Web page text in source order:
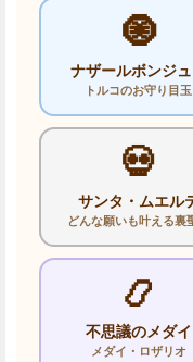
🧿
ナザールボンジ
トルコのお守り目玉
💀
サンタ・ムエル
どんな願いも叶える裏
📿
不思議のメダイ
メダイ・ロザリオ